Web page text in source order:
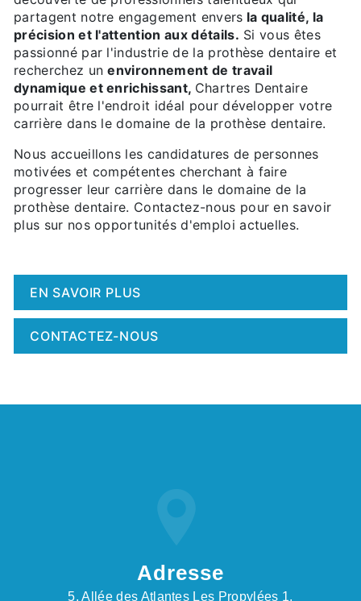
partagent notre engagement envers la qualité, la
précision et l'attention aux détails. Si vous êtes
passionné par l'industrie de la prothèse dentaire et
recherchez unenvironnement de travail
dynamique et enrichissant, Chartres Dentaire
pourrait être l'endroit idéal pour développer votre
carrière dans le domaine de la prothèse dentaire.
Nous accueillons les candidatures de personnes
motivées et compétentes cherchant à faire
progresser leur carrière dans le domaine de la
prothèse dentaire. Contactez-nous pour en savoir
plus sur nos opportunités d'emploi actuelles.
EN SAVOIR PLUS
CONTACTEZ-NOUS
Adresse
5, Allée des Atlantes Les Propylées 1,